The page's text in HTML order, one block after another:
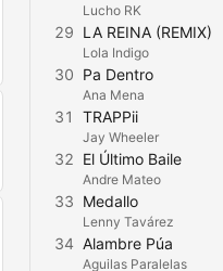
Lucho RK
29 LA REINA (REMIX)
Lola Indigo
30 Pa Dentro
Ana Mena
31 TRAPPii
Jay Wheeler
32 El Último Baile
Andre Mateo
33 Medallo
Lenny Tavárez
34 Alambre Púa
Aguilas Paralelas